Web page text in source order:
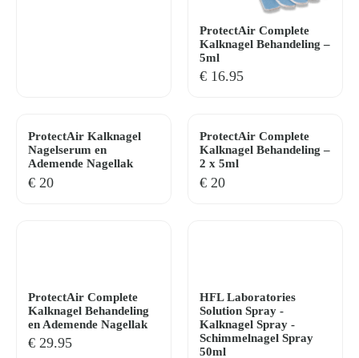
ProtectAir Complete
Kalknagel Behandeling –
5ml
€ 16.95
ProtectAir Kalknagel
Nagelserum en
Ademende Nagellak
€ 20
ProtectAir Complete
Kalknagel Behandeling –
2 x 5ml
€ 20
ProtectAir Complete
Kalknagel Behandeling
en Ademende Nagellak
€ 29.95
HFL Laboratories
Solution Spray -
Kalknagel Spray -
Schimmelnagel Spray
50ml